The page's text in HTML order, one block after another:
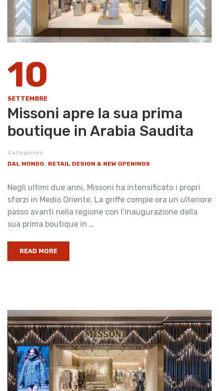
10
SETTEMBRE
Missoni apre la sua prima
boutique in Arabia Saudita
Categories
DAL MONDO, RETAIL DESIGN & NEW OPENINGS
Negli ultimi due anni, Missoni ha intensificato i propri
sforzi in Medio Oriente. La griffe compie ora un ulteriore
passo avanti nella regione con l’inaugurazione della
sua prima boutique in …
READ MORE